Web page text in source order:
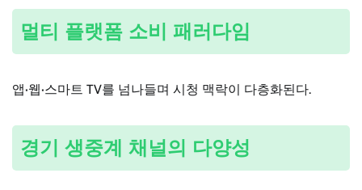
멀티 플랫폼 소비 패러다임
앱·웹·스마트 TV를 넘나들며 시청 맥락이 다층화된다.
경기 생중계 채널의 다양성